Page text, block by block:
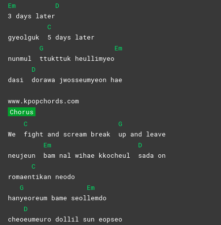
Em
3 days later
D
gyeolguk
C
5 days later
nunmul
G
ttukttuk heullimyeo
Em
dasi
D
dorawa jwosseumyeon hae
www.kpopchords.com
Chorus
We
C
fight and scream break
G
up and leave
neujeun
Em
bam nal wihae kkocheul
D
sada on
romaen
C
tikan neodo
han
G
yeoreum bame seol
Em
lemdo
cheo
D
eumeuro dollil sun eopseo